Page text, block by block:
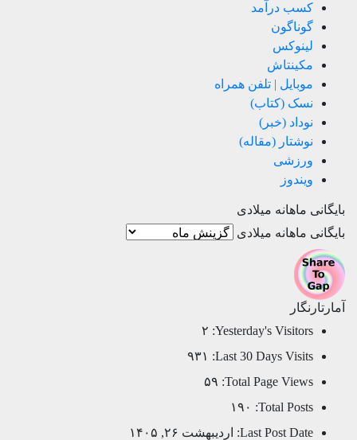
کسب درآمد
گوناگون
لینوکس
مکینتاش
موبایل | تلفن همراه
نسک (کتاب)
نوداد (خبر)
نوشتار (مقاله)
ورزشی
ویندوز
بایگانی ماهانه میلادی
بایگانی ماهانه میلادی
آمارتارنگار
Yesterday's Visitors: ۲
Last 30 Days Visits:
۹۳۱
Total Page Views: ۵۹
Total Posts:
۱۹۰
Last Post Date:
اردیبهشت ۲۶, ۱۴۰۵